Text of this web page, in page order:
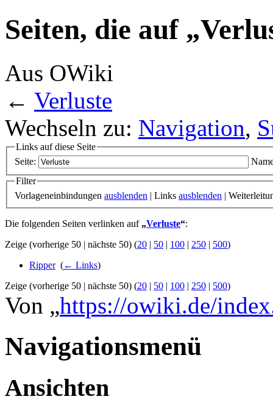
Seiten, die auf
Aus OWiki
← Verluste
Wechseln zu: Navigation,
Links auf diese Seite
Seite:
Filter
Vorlageneinbindungen ausblenden | Links ausblenden |
Die folgenden Seiten verlinken auf „Verluste“:
Zeige (vorherige 50 | nächste 50) (20 | 50 | 100 | 250 | 500)
Ripper‎ (← Links)
Zeige (vorherige 50 | nächste 50) (20 | 50 | 100 | 250 | 500)
Von „https://owiki.de/
Navigationsmenü
Ansichten